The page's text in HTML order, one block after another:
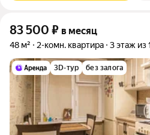
83 500 ₽ в месяц
48 м² 2-комн. квартира 3 этаж из
3D-тур без залога